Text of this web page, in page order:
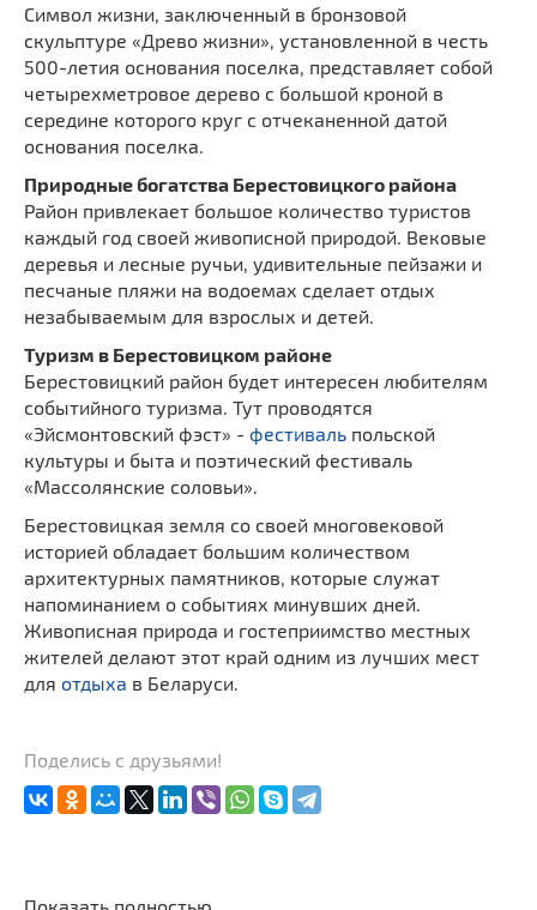
Символ жизни, заключенный в бронзовой
скульптуре «Древо жизни», установленной в честь
500-летия основания поселка, представляет собой
четырехметровое дерево с большой кроной в
середине которого круг с отчеканенной датой
основания поселка.
Природные богатства Берестовицкого района
Район привлекает большое количество туристов
каждый год своей живописной природой. Вековые
деревья и лесные ручьи, удивительные пейзажи и
песчаные пляжи на водоемах сделает отдых
незабываемым для взрослых и детей.
Туризм в Берестовицком районе
Берестовицкий район будет интересен любителям
событийного туризма. Тут проводятся
«Эйсмонтовский фэст» - фестиваль польской
культуры и быта и поэтический фестиваль
«Массолянские соловьи».
Берестовицкая земля со своей многовековой
историей обладает большим количеством
архитектурных памятников, которые служат
напоминанием о событиях минувших дней.
Живописная природа и гостеприимство местных
жителей делают этот край одним из лучших мест
для отдыха в Беларуси.
Поделись с друзьями!
Показать полностью